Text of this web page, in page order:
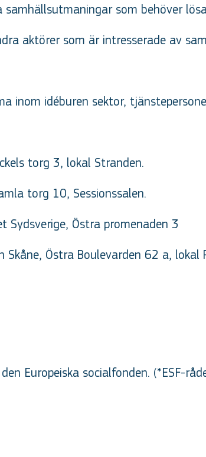
som behöver
aktörer som är intresserade av
inom idéburen sektor,
torg 3, lokal Stranden.
torg 10, Sessionssalen.
Sydsverige, Östra promenaden 3
Östra Boulevarden 62 a, lokal
Europeiska socialfonden. (*ESF-